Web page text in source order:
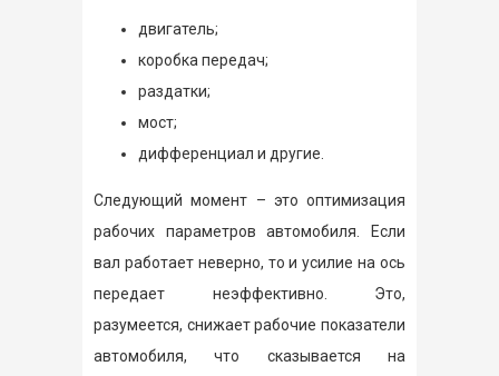
двигатель;
коробка передач;
раздатки;
мост;
дифференциал и другие.
Следующий момент – это оптимизация
рабочих параметров автомобиля. Если
вал работает неверно, то и усилие на ось
передает неэффективно. Это,
разумеется, снижает рабочие показатели
автомобиля, что сказывается на